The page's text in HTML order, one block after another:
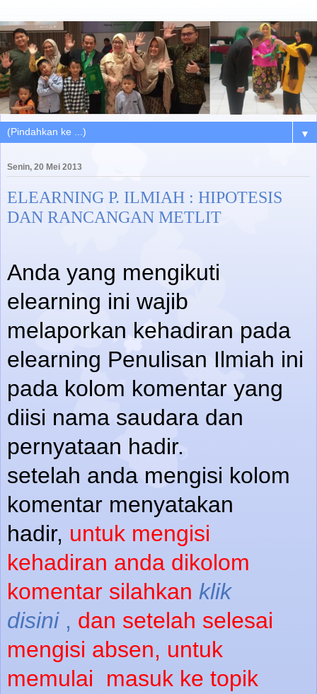
▼
Senin, 20 Mei 2013
ELEARNING P. ILMIAH : HIPOTESIS
DAN RANCANGAN METLIT
Anda yang mengikuti
elearning ini wajib
melaporkan kehadiran pada
elearning Penulisan Ilmiah ini
pada kolom komentar yang
diisi nama saudara dan
pernyataan hadir.
setelah anda mengisi kolom
komentar menyatakan
hadir, untuk mengisi
kehadiran anda dikolom
komentar silahkan klik
disini , dan setelah selesai
mengisi absen, untuk
memulai masuk ke topik